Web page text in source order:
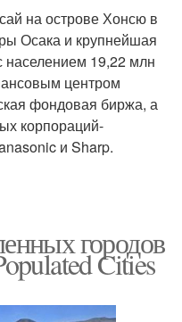
на острове Хонсю в
Осака и крупнейшая
населением 19,22 млн
центром
фондовая биржа, а
корпораций-
и Sharp.
городов
Cities